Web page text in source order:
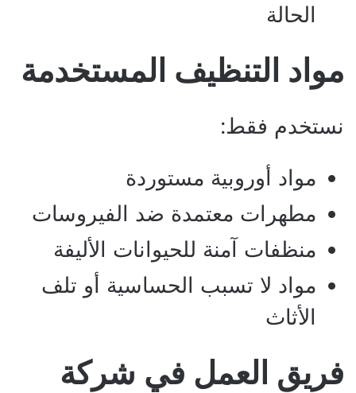
الحالة
مواد التنظيف المستخدمة
نستخدم فقط:
مواد أوروبية مستوردة
مطهرات معتمدة ضد الفيروسات
منظفات آمنة للحيوانات الأليفة
مواد لا تسبب الحساسية أو تلف
الأثاث
فريق العمل في شركة